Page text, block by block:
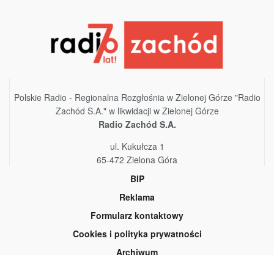
Polskie Radio - Regionalna Rozgłośnia w Zielonej Górze "Radio
Zachód S.A." w likwidacji w Zielonej Górze
Radio Zachód S.A.
ul. Kukułcza 1
65-472 Zielona Góra
BIP
Reklama
Formularz kontaktowy
Cookies i polityka prywatności
Archiwum